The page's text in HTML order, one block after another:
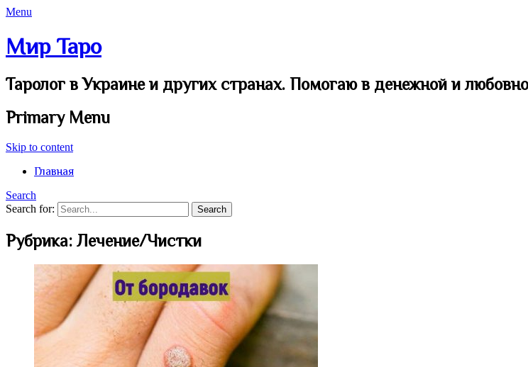
Menu
Мир Таро
Таролог в Украине и других странах. Помогаю в денежной и
Primary Menu
Skip to content
Главная
Search
Search for:
Рубрика: Лечение/Чистки